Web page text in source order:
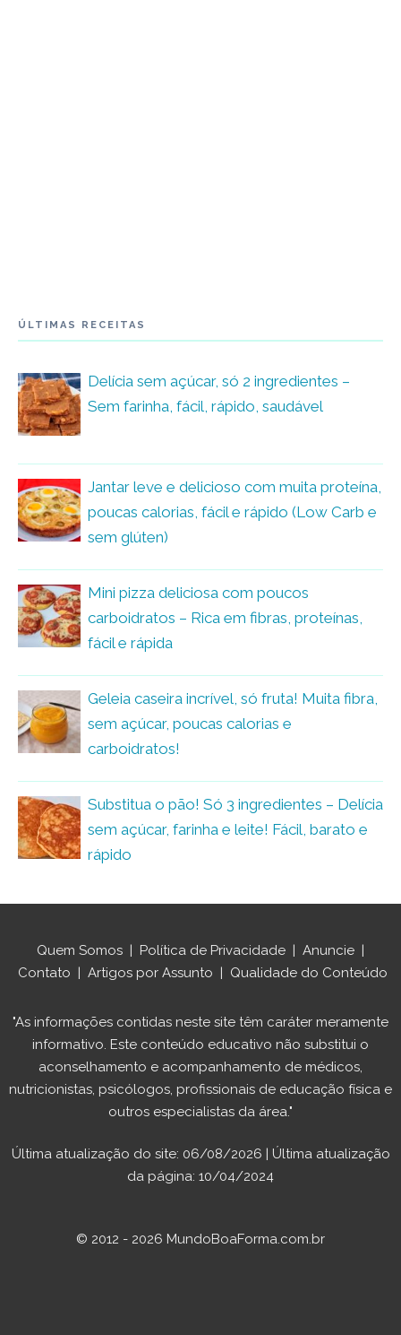
ÚLTIMAS RECEITAS
Delícia sem açúcar, só 2 ingredientes –
Sem farinha, fácil, rápido, saudável
Jantar leve e delicioso com muita proteína,
poucas calorias, fácil e rápido (Low Carb e
sem glúten)
Mini pizza deliciosa com poucos
carboidratos – Rica em fibras, proteínas,
fácil e rápida
Geleia caseira incrível, só fruta! Muita fibra,
sem açúcar, poucas calorias e
carboidratos!
Substitua o pão! Só 3 ingredientes – Delícia
sem açúcar, farinha e leite! Fácil, barato e
rápido
Quem Somos | Política de Privacidade | Anuncie |
Contato | Artigos por Assunto | Qualidade do Conteúdo
"As informações contidas neste site têm caráter meramente
informativo. Este conteúdo educativo não substitui o
aconselhamento e acompanhamento de médicos,
nutricionistas, psicólogos, profissionais de educação física e
outros especialistas da área."
Última atualização do site: 06/08/2026 | Última atualização
da página: 10/04/2024
© 2012 - 2026 MundoBoaForma.com.br